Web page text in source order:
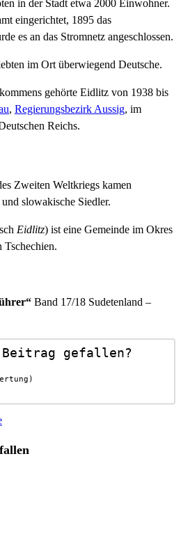
in der Stadt etwa 2000 Einwohner.
eingerichtet, 1895 das
es an das Stromnetz angeschlossen.
im Ort überwiegend Deutsche.
gehörte Eidlitz von 1938 bis
, Regierungsbezirk Aussig, im
Reichs.
Zweiten Weltkriegs kamen
slowakische Siedler.
Eidlitz) ist eine Gemeinde im Okres
Band 17/18 Sudetenland –
gefallen?